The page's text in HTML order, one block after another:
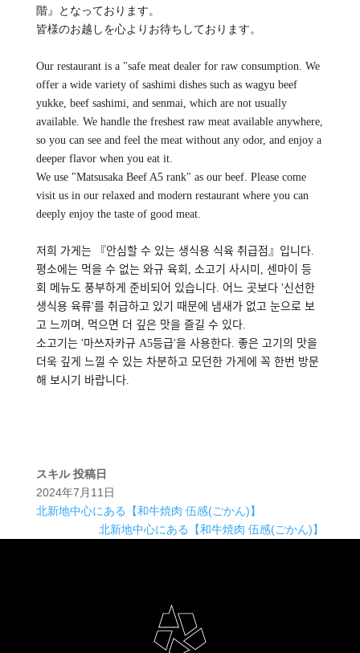
階』となっております。
皆様のお越しを心よりお待ちしております。
Our restaurant is a "safe meat dealer for raw consumption. We
offer a wide variety of sashimi dishes such as wagyu beef
yukke, beef sashimi, and senmai, which are not usually
available. We handle the freshest raw meat available anywhere,
so you can see and feel the meat without any odor, and enjoy a
deeper flavor when you eat it.
We use "Matsusaka Beef A5 rank" as our beef. Please come
visit us in our relaxed and modern restaurant where you can
deeply enjoy the taste of good meat.
저희 가게는 『안심할 수 있는 생식용 식육 취급점』입니다.
평소에는 먹을 수 없는 와규 육회, 소고기 사시미, 센마이 등
회 메뉴도 풍부하게 준비되어 있습니다. 어느 곳보다 '신선한
생식용 육류'를 취급하고 있기 때문에 냄새가 없고 눈으로 보
고 느끼며, 먹으면 더 깊은 맛을 즐길 수 있다.
소고기는 '마쓰자카규 A5등급'을 사용한다. 좋은 고기의 맛을
더욱 깊게 느낄 수 있는 차분하고 모던한 가게에 꼭 한번 방문
해 보시기 바랍니다.
スキル 投稿日
2024年7月11日
北新地中心にある【和牛焼肉 伍感(ごかん)】
北新地中心にある【和牛焼肉 伍感(ごかん)】